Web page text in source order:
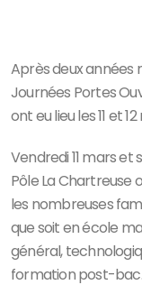
Après deux années
Journées Portes
ont eu lieu les 11 et
Vendredi 11 mars et
Pôle La Chartreuse
les nombreuses
que soit en école
général,
formation post-bac.